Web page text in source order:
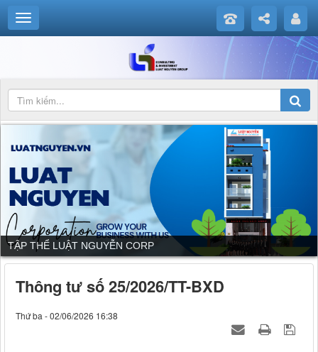
DỊCH VỤ CỦA LUẬT NGUYỄN CORP
Thông tư số 25/2026/TT-BXD
Thứ ba - 02/06/2026 16:38